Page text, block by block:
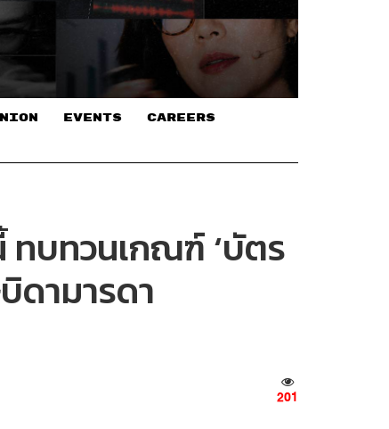
EVENTS CAREERS
ทบทวนเกณฑ์ ‘บัตร
ดามารดา
201